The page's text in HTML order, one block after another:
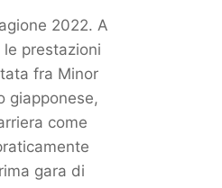
2022. A
prestazioni
fra Minor
giapponese,
come
gara di